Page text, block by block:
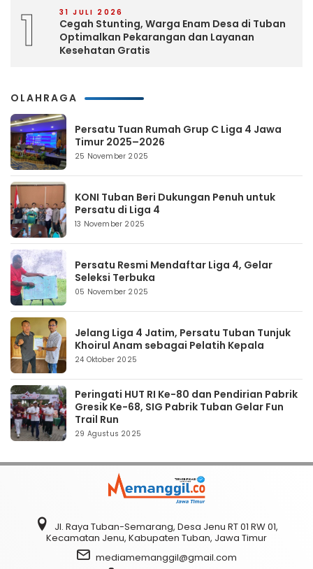
1 31 JULI 2026
Cegah Stunting, Warga Enam Desa di Tuban
Optimalkan Pekarangan dan Layanan
Kesehatan Gratis
OLAHRAGA
Persatu Tuan Rumah Grup C Liga 4 Jawa
Timur 2025–2026
25 November 2025
KONI Tuban Beri Dukungan Penuh untuk
Persatu di Liga 4
13 November 2025
Persatu Resmi Mendaftar Liga 4, Gelar
Seleksi Terbuka
05 November 2025
Jelang Liga 4 Jatim, Persatu Tuban Tunjuk
Khoirul Anam sebagai Pelatih Kepala
24 Oktober 2025
Peringati HUT RI Ke-80 dan Pendirian Pabrik
Gresik Ke-68, SIG Pabrik Tuban Gelar Fun
Trail Run
29 Agustus 2025
Jl. Raya Tuban-Semarang, Desa Jenu RT 01 RW 01,
Kecamatan Jenu, Kabupaten Tuban, Jawa Timur
mediamemanggil@gmail.com